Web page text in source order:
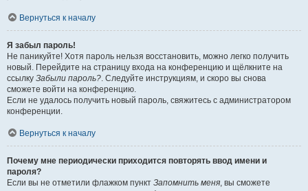
Вернуться к началу
Я забыл пароль!
Не паникуйте! Хотя пароль нельзя восстановить, можно легко получить
новый. Перейдите на страницу входа на конференцию и щёлкните на
ссылку Забыли пароль?. Следуйте инструкциям, и скоро вы снова
сможете войти на конференцию.
Если не удалось получить новый пароль, свяжитесь с администратором
конференции.
Вернуться к началу
Почему мне периодически приходится повторять ввод имени и
пароля?
Если вы не отметили флажком пункт Запомнить меня, вы сможете